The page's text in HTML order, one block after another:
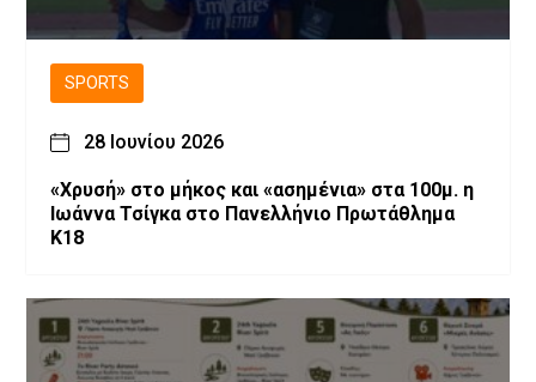
SPORTS
28 Ιουνίου 2026
«Χρυσή» στο μήκος και «ασημένια» στα 100μ. η
Ιωάννα Τσίγκα στο Πανελλήνιο Πρωτάθλημα
Κ18